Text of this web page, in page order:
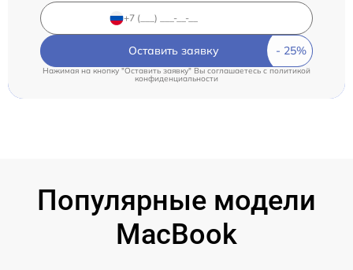
Оставить заявку
Нажимая на кнопку "Оставить заявку" Вы соглашаетесь cполитикой
конфиденциальности
Популярные модели
MacBook